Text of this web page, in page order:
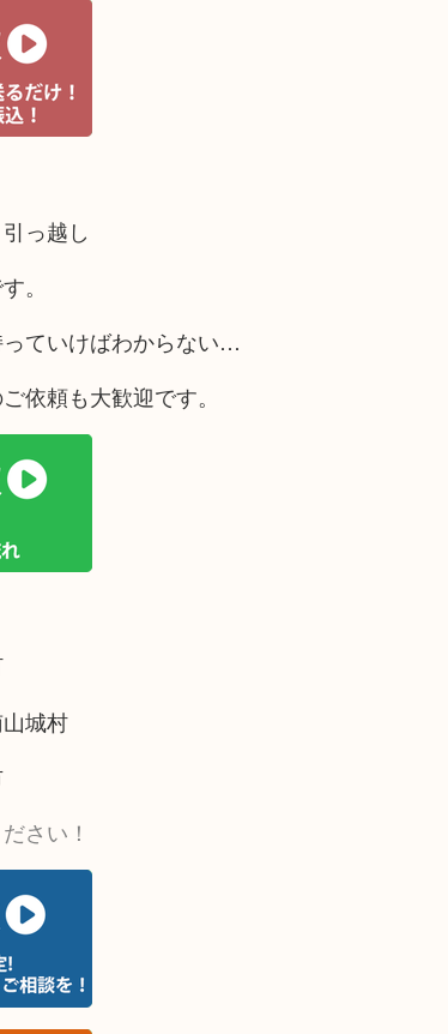
っ越し
。
ていけばわからない…
依頼も大歓迎です。
城村
さい！